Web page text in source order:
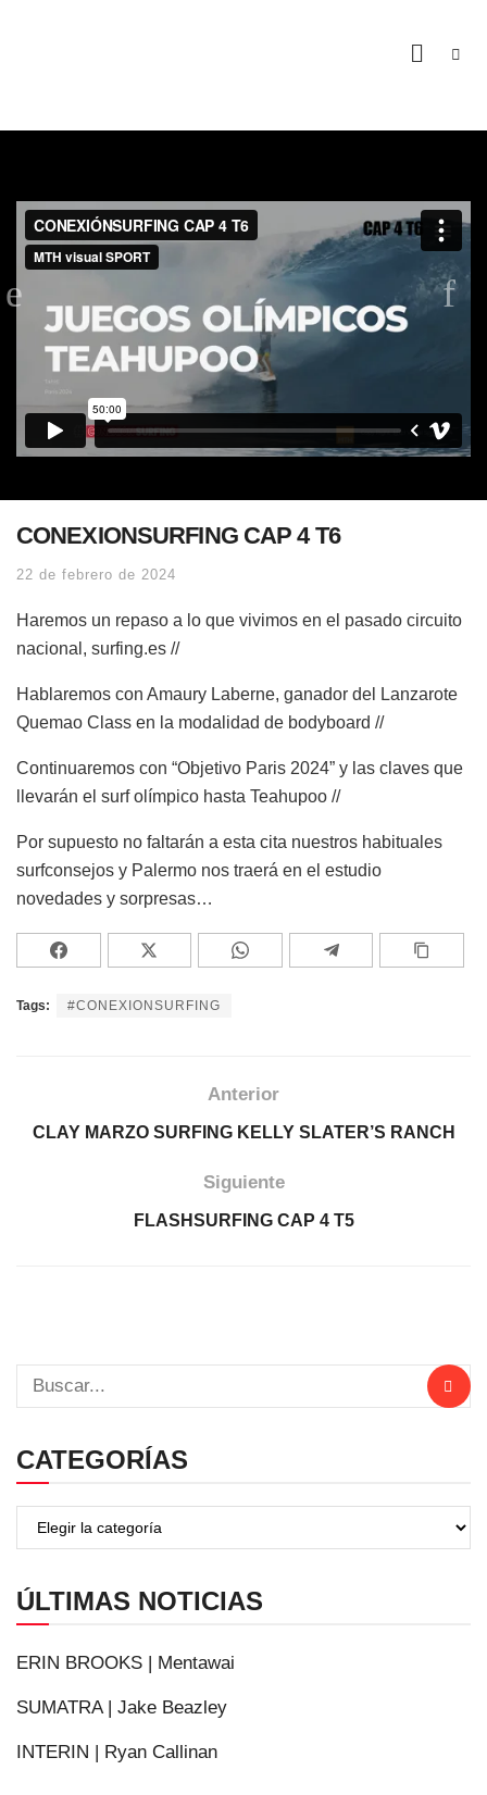
CONEXIONSURFING CAP 4 T6
22 de febrero de 2024
Haremos un repaso a lo que vivimos en el pasado circuito
nacional, surfing.es //
Hablaremos con Amaury Laberne, ganador del Lanzarote
Quemao Class en la modalidad de bodyboard //
Continuaremos con “Objetivo Paris 2024” y las claves que
llevarán el surf olímpico hasta Teahupoo //
Por supuesto no faltarán a esta cita nuestros habituales
surfconsejos y Palermo nos traerá en el estudio
novedades y sorpresas…
Tags: #CONEXIONSURFING
Anterior
CLAY MARZO SURFING KELLY SLATER’S RANCH
Siguiente
FLASHSURFING CAP 4 T5
CATEGORÍAS
ÚLTIMAS NOTICIAS
ERIN BROOKS | Mentawai
SUMATRA | Jake Beazley
INTERIN | Ryan Callinan